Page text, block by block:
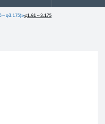
合わせはこちら
～φ3.175)>φ1.61～3.175